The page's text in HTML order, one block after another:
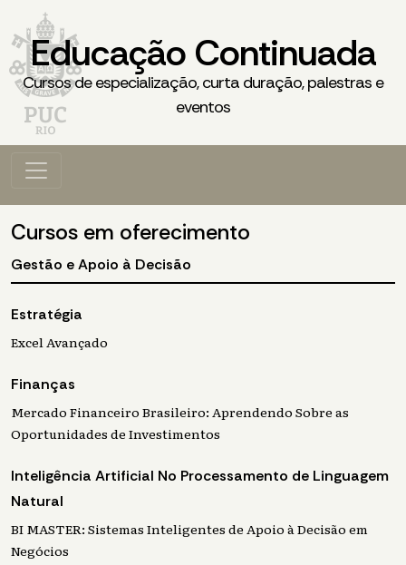
Educação Continuada
Cursos de especialização, curta duração, palestras e
eventos
Cursos em oferecimento
Gestão e Apoio à Decisão
Estratégia
Excel Avançado
Finanças
Mercado Financeiro Brasileiro: Aprendendo Sobre as
Oportunidades de Investimentos
Inteligência Artificial No Processamento de Linguagem
Natural
BI MASTER: Sistemas Inteligentes de Apoio à Decisão em
Negócios